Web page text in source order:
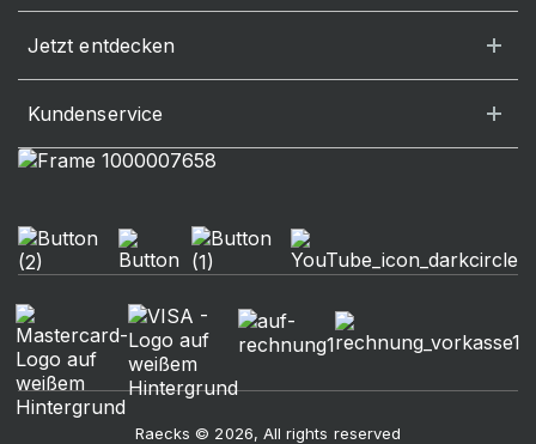
Jetzt entdecken
Kundenservice
Raecks © 2026, All rights reserved